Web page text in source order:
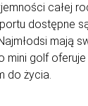
całej
dostępne
mają
mini golf
do życia.